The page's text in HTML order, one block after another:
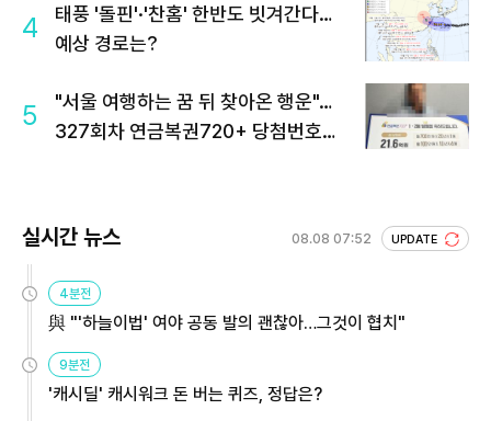
4
태풍 '돌핀'·'찬홈' 한반도 빗겨간다…
예상 경로는?
5
"서울 여행하는 꿈 뒤 찾아온 행운"…
327회차 연금복권720+ 당첨번호조
실시간 뉴스 08.08 07:52 UPDATE
4분전
與 "'하늘이법' 여야 공동 발의 괜찮아…그것이 협치"
9분전
'캐시딜' 캐시워크 돈 버는 퀴즈, 정답은?